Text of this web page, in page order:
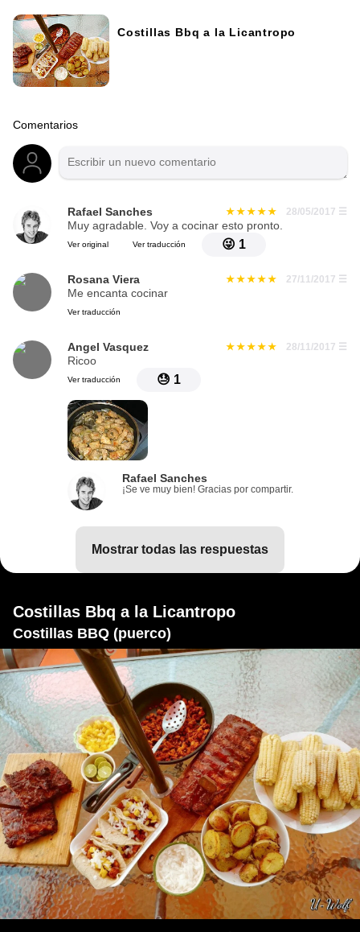
Costillas Bbq a la Licantropo
Comentarios
Rafael Sanches 28/05/2017 ☰
Muy agradable. Voy a cocinar esto pronto.
Ver original Ver traducción 😜 1
Rosana Viera 27/11/2017 ☰
Me encanta cocinar
Ver traducción
Angel Vasquez 28/11/2017 ☰
Ricoo
Ver traducción 😓 1
Rafael Sanches
¡Se ve muy bien! Gracias por compartir.
mostrar todas las respuestas
Costillas Bbq a la Licantropo
Costillas BBQ (puerco)